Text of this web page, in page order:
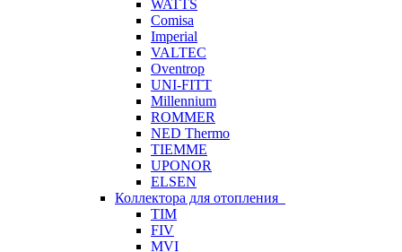
WATTS
Comisa
Imperial
VALTEC
Oventrop
UNI-FITT
Millennium
ROMMER
NED Thermo
TIEMME
UPONOR
ELSEN
Коллектора для отопления
TIM
FIV
MVI